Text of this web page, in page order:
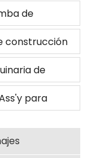
ruedas
705-95-
engranajes
de
principal
construcción
20150 para
de
para